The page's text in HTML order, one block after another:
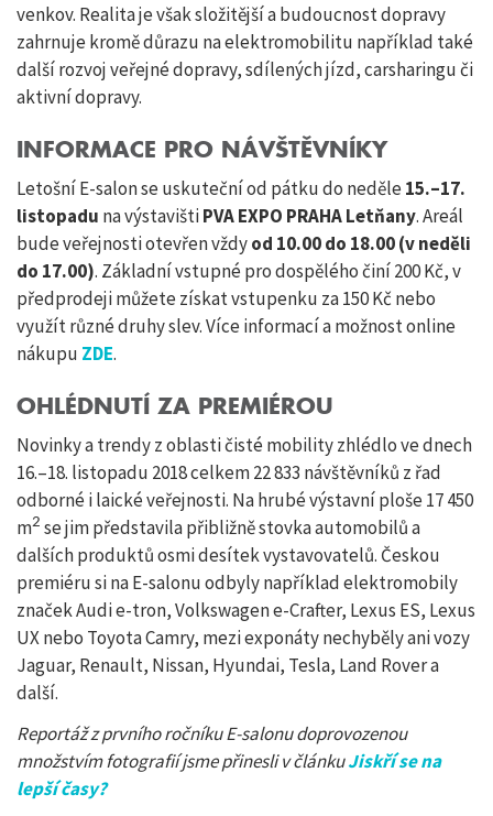
venkov. Realita je však složitější a budoucnost dopravy
zahrnuje kromě důrazu na elektromobilitu například také
další rozvoj veřejné dopravy, sdílených jízd, carsharingu či
aktivní dopravy.
INFORMACE PRO NÁVŠTĚVNÍKY
Letošní E-salon se uskuteční od pátku do neděle15.–17.
listopadu na výstavištiPVA EXPO PRAHA Letňany. Areál
bude veřejnosti otevřen vždyod 10.00 do 18.00 (v neděli
do 17.00). Základní vstupné pro dospělého činí 200 Kč, v
předprodeji můžete získat vstupenku za 150 Kč nebo
využít různé druhy slev. Více informací a možnost online
nákupu ZDE.
OHLÉDNUTÍ ZA PREMIÉROU
Novinky a trendy z oblasti čisté mobility zhlédlo ve dnech
16.–18. listopadu 2018 celkem 22 833 návštěvníků z řad
odborné i laické veřejnosti. Na hrubé výstavní ploše 17 450
m2 se jim představila přibližně stovka automobilů a
dalších produktů osmi desítek vystavovatelů. Českou
premiéru si na E-salonu odbyly například elektromobily
značek Audi e-tron, Volkswagen e-Crafter, Lexus ES, Lexus
UX nebo Toyota Camry, mezi exponáty nechyběly ani vozy
Jaguar, Renault, Nissan, Hyundai, Tesla, Land Rover a
další.
Reportáž z prvního ročníku E-salonu doprovozenou
množstvím fotografií jsme přinesli v článkuJiskří se na
lepší časy?